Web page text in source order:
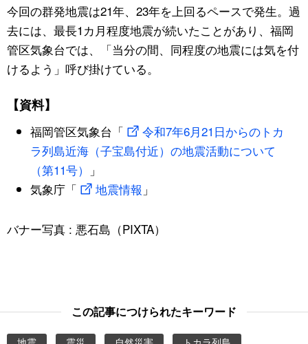
今回の群発地震は21年、23年を上回るペースで発生。過
去には、最長1カ月程度地震が続いたことがあり、福岡
管区気象台では、「当分の間、同程度の地震には気を付
けるよう」呼び掛けている。
【資料】
福岡管区気象台「
令和7年6月21日からのトカ
ラ列島近海（子宝島付近）の地震活動について
（第11号）
」
気象庁「
地震情報 」
バナー写真 : 悪石島（PIXTA）
この記事につけられたキーワード